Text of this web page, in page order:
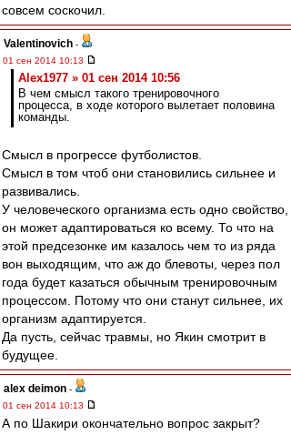
совсем соскочил.
Valentinovich -
01 сен 2014 10:13
Alex1977 » 01 сен 2014 10:56
В чем смысл такого тренировочного
процесса, в ходе которого вылетает половина
команды.
Смысл в прогрессе футболистов.
Смысл в том чтоб они становились сильнее и
развивались.
У человеческого организма есть одно свойство,
он может адаптироваться ко всему. То что на
этой предсезонке им казалось чем то из ряда
вон выходящим, что аж до блевоты, через пол
года будет казаться обычным тренировочным
процессом. Потому что они станут сильнее, их
организм адаптируется.
Да пусть, сейчас травмы, но Якин смотрит в
будущее.
alex deimon -
01 сен 2014 10:13
А по Шакири окончательно вопрос закрыт?